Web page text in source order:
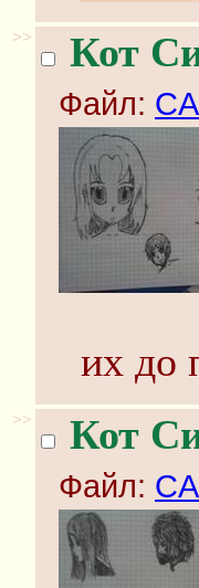
>> Кот
Файл:
их до
>> Кот
Файл: